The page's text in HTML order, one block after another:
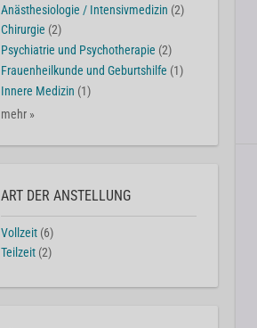
Anästhesiologie / Intensivmedizin (2)
Chirurgie (2)
Psychiatrie und Psychotherapie (2)
Frauenheilkunde und Geburtshilfe (1)
Innere Medizin (1)
mehr »
ART DER ANSTELLUNG
Vollzeit (6)
Teilzeit (2)